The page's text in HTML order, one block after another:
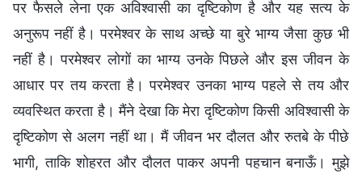
पर फैसले लेना एक अविश्वासी का दृष्टिकोण है और यह सत्य के
अनुरूप नहीं है। परमेश्वर के साथ अच्छे या बुरे भाग्य जैसा कुछ भी
नहीं है। परमेश्वर लोगों का भाग्य उनके पिछले और इस जीवन के
आधार पर तय करता है। परमेश्वर उनका भाग्य पहले से तय और
व्यवस्थित करता है। मैंने देखा कि मेरा दृष्टिकोण किसी अविश्वासी के
दृष्टिकोण से अलग नहीं था। मैं जीवन भर दौलत और रुतबे के पीछे
भागी, ताकि शोहरत और दौलत पाकर अपनी पहचान बनाऊँ। मुझे